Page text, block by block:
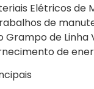
Elétricos
de
Grampo de
de